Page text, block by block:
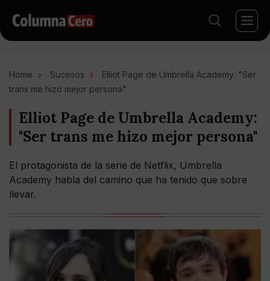
Home Sucesos
Elliot Page de Umbrella Academy: "Ser
trans me hizo mejor persona"
Elliot Page de Umbrella Academy:
"Ser trans me hizo mejor persona"
El protagonista de la serie de Netflix, Umbrella
Academy habla del camino que ha tenido que sobre
llevar.